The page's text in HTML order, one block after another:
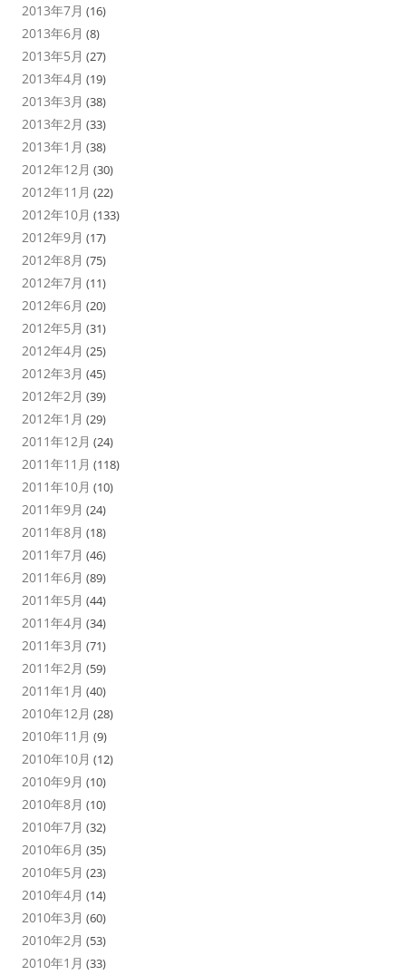
2013年7月 (16)
2013年6月 (8)
2013年5月 (27)
2013年4月 (19)
2013年3月 (38)
2013年2月 (33)
2013年1月 (38)
2012年12月 (30)
2012年11月 (22)
2012年10月 (133)
2012年9月 (17)
2012年8月 (75)
2012年7月 (11)
2012年6月 (20)
2012年5月 (31)
2012年4月 (25)
2012年3月 (45)
2012年2月 (39)
2012年1月 (29)
2011年12月 (24)
2011年11月 (118)
2011年10月 (10)
2011年9月 (24)
2011年8月 (18)
2011年7月 (46)
2011年6月 (89)
2011年5月 (44)
2011年4月 (34)
2011年3月 (71)
2011年2月 (59)
2011年1月 (40)
2010年12月 (28)
2010年11月 (9)
2010年10月 (12)
2010年9月 (10)
2010年8月 (10)
2010年7月 (32)
2010年6月 (35)
2010年5月 (23)
2010年4月 (14)
2010年3月 (60)
2010年2月 (53)
2010年1月 (33)